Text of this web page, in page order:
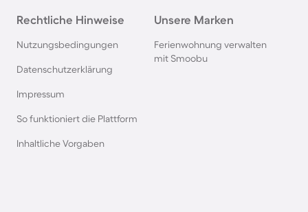
Camping in Bibione
Camping in Deutschland
Rechtliche Hinweise
Nutzungsbedingungen
Datenschutzerklärung
Impressum
So funktioniert die Plattform
Inhaltliche Vorgaben
Unsere Marken
Ferienwohnung verwalten
mit Smoobu